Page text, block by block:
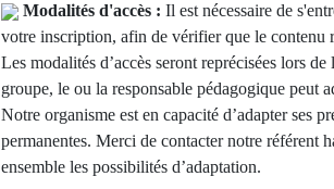
Modalités d'accès : Il est nécessaire de
votre inscription, afin de vérifier que le contenu
Les modalités d’accès seront reprécisées lors
groupe, le ou la responsable pédagogique peut
Notre organisme est en capacité d’adapter ses
permanentes. Merci de contacter notre référent
ensemble les possibilités d’adaptation.